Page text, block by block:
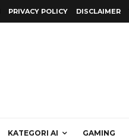
PRIVACY POLICY DISCLAIMER
KATEGORI AI GAMING